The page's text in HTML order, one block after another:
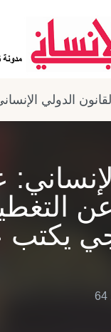
القانون الدولي
يكتب